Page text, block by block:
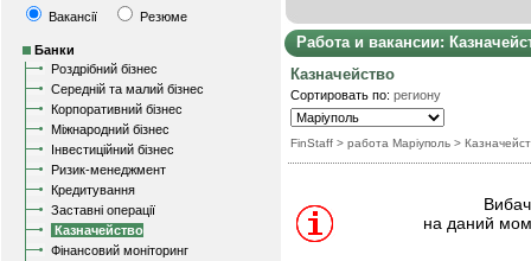
Вакансії Резюме
Банки
Роздрібний бізнес
Середній та малий бізнес
Корпоративний бізнес
Міжнародний бізнес
Інвестиційний бізнес
Ризик-менеджмент
Кредитування
Заставні операції
Казначейство
Фінансовий моніторинг
Работа и вакансии:
Казначейство
Сортировать по: региону
FinStaff > работа Маріуполь >
на даний